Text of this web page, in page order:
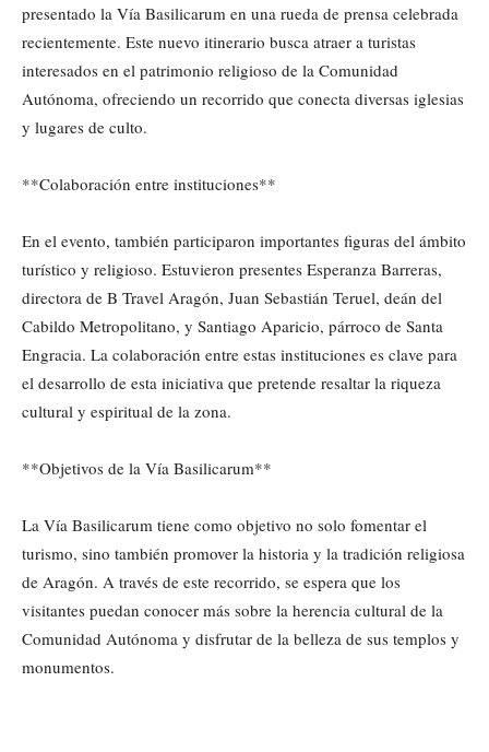
presentado la Vía Basilicarum en una rueda de prensa celebrada
recientemente. Este nuevo itinerario busca atraer a turistas
interesados en el patrimonio religioso de la Comunidad
Autónoma, ofreciendo un recorrido que conecta diversas iglesias
y lugares de culto.
**Colaboración entre instituciones**
En el evento, también participaron importantes figuras del ámbito
turístico y religioso. Estuvieron presentes Esperanza Barreras,
directora de B Travel Aragón, Juan Sebastián Teruel, deán del
Cabildo Metropolitano, y Santiago Aparicio, párroco de Santa
Engracia. La colaboración entre estas instituciones es clave para
el desarrollo de esta iniciativa que pretende resaltar la riqueza
cultural y espiritual de la zona.
**Objetivos de la Vía Basilicarum**
La Vía Basilicarum tiene como objetivo no solo fomentar el
turismo, sino también promover la historia y la tradición religiosa
de Aragón. A través de este recorrido, se espera que los
visitantes puedan conocer más sobre la herencia cultural de la
Comunidad Autónoma y disfrutar de la belleza de sus templos y
monumentos.